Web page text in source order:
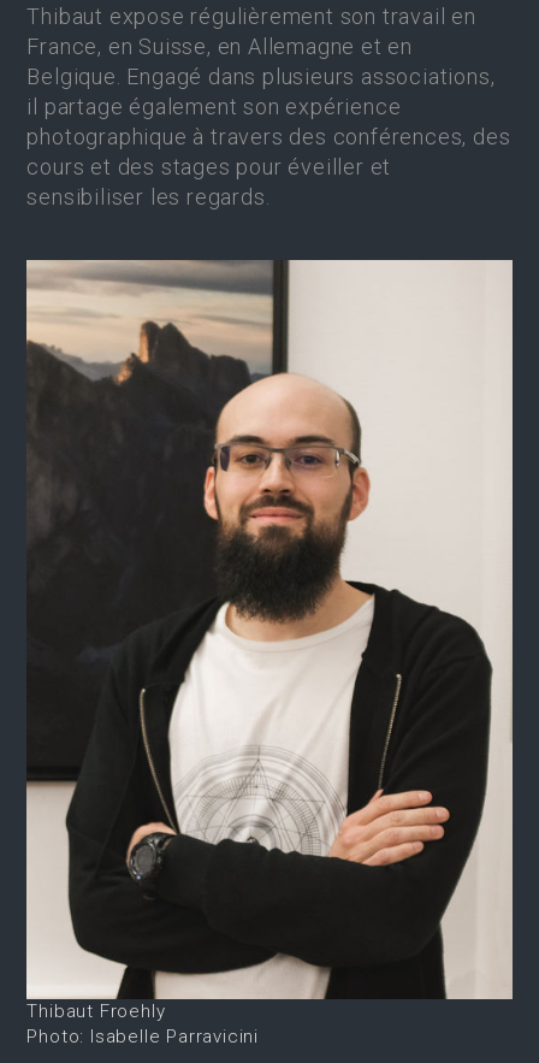
Thibaut expose régulièrement son travail en
France, en Suisse, en Allemagne et en
Belgique. Engagé dans plusieurs associations,
il partage également son expérience
photographique à travers des conférences, des
cours et des stages pour éveiller et
sensibiliser les regards.
Thibaut Froehly
Photo: Isabelle Parravicini